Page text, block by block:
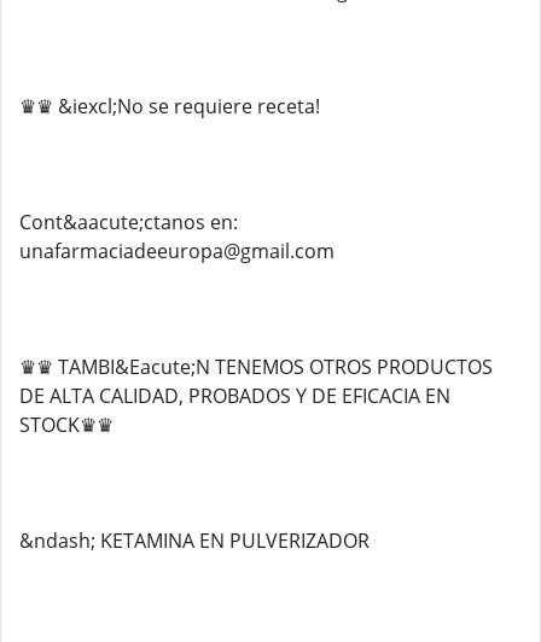
♛♛ &iexcl;No se requiere receta!
Cont&aacute;ctanos en:
unafarmaciadeeuropa@gmail.com
♛♛ TAMBI&Eacute;N TENEMOS OTROS PRODUCTOS
DE ALTA CALIDAD, PROBADOS Y DE EFICACIA EN
STOCK♛♛
&ndash; KETAMINA EN PULVERIZADOR